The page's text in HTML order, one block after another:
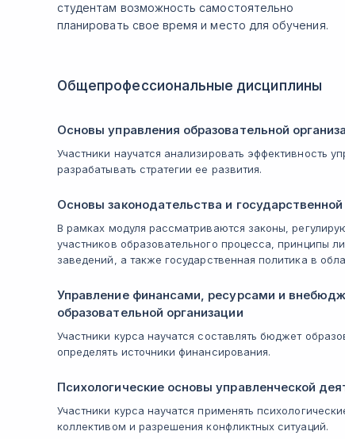
студентам возможность самостоятельно
планировать свое время и место для обучения.
Общепрофессиональные дисциплины
Основы управления образовательной
Участники научатся анализировать эффективность
разрабатывать стратегии ее развития.
Основы законодательства и
В рамках модуля рассматриваются законы,
участников образовательного процесса, принципы
заведений, а также государственная политика в
Управление финансами, ресурсами и
образовательной организации
Участники курса научатся составлять бюджет
определять источники финансирования.
Психологические основы управленческой
Участники курса научатся применять
коллективом и разрешения конфликтных ситуаций.